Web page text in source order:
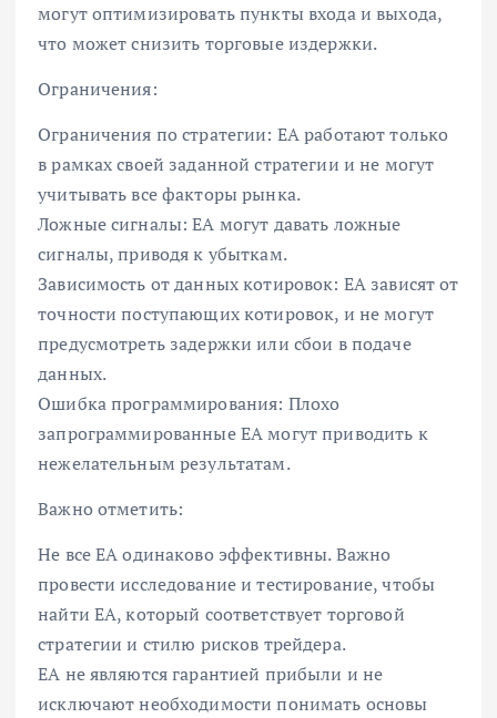
могут оптимизировать пункты входа и выхода,
что может снизить торговые издержки.
Ограничения:
Ограничения по стратегии: EA работают только
в рамках своей заданной стратегии и не могут
учитывать все факторы рынка.
Ложные сигналы: EA могут давать ложные
сигналы, приводя к убыткам.
Зависимость от данных котировок: EA зависят от
точности поступающих котировок, и не могут
предусмотреть задержки или сбои в подаче
данных.
Ошибка программирования: Плохо
запрограммированные EA могут приводить к
нежелательным результатам.
Важно отметить:
Не все EA одинаково эффективны. Важно
провести исследование и тестирование, чтобы
найти EA, который соответствует торговой
стратегии и стилю рисков трейдера.
EA не являются гарантией прибыли и не
исключают необходимости понимать основы